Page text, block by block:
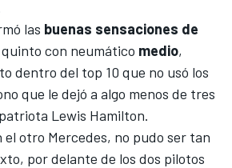
las buenas sensaciones de
con neumático medio,
dentro del top 10 que no usó los
que le dejó a algo menos de tres
Lewis Hamilton.
el otro Mercedes, no pudo ser tan
por delante de los dos pilotos